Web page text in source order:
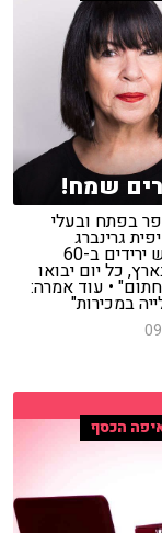
שמח!
בפתח ובעלי
גרינברג
סיפרה: "יש ירידים ב-60
כל יום יבואו
• עוד אמרה:
במכירות"
הכסף